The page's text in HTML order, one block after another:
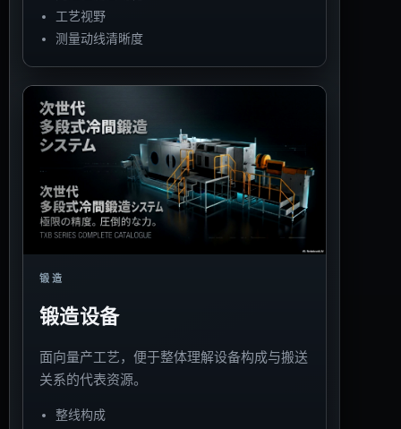
工艺视野
测量动线清晰度
锻造
锻造设备
面向量产工艺，便于整体理解设备构成与搬送
关系的代表资源。
整线构成